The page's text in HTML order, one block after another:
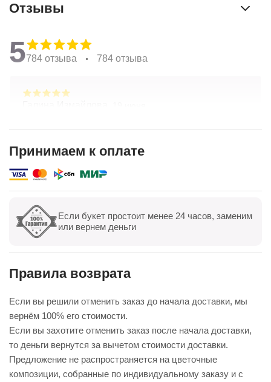
Отзывы
5784 отзыва 784 отзыва
городе, заказываю через приложение. Всегда
доставка. Огромное спасибо за настроение
Показать все Оставить отзыв
Принимаем к оплате
Если букет простоит менее 24 часов, заменим
или вернем деньги
Правила возврата
Если вы решили отменить заказ до начала доставки, мы
вернём 100% его стоимости.
Если вы захотите отменить заказ после начала доставки,
то деньги вернутся за вычетом стоимости доставки.
Предложение не распространяется на цветочные
композиции, собранные по индивидуальному заказу и с